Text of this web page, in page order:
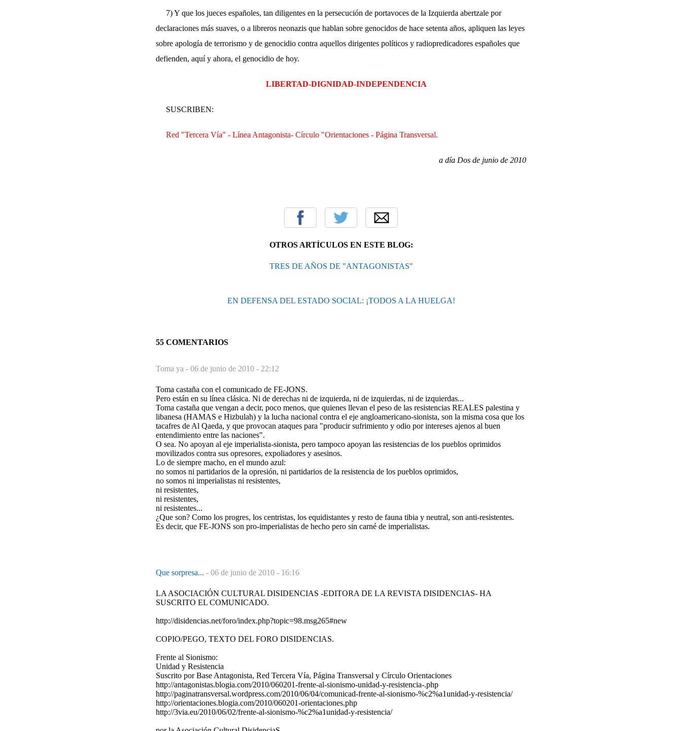
7) Y que los jueces españoles, tan diligentes en la persecución de portavoces de la Izquierda abertzale por
declaraciones más suaves, o a libreros neonazis que hablan sobre genocidos de hace setenta años, apliquen las leyes
sobre apología de terrorismo y de genocidio contra aquellos dirigentes políticos y radiopredicadores españoles que
defienden, aquí y ahora, el genocidio de hoy.
LIBERTAD-DIGNIDAD-INDEPENDENCIA
SUSCRIBEN:
Red "Tercera Vía" - Línea Antagonista- Círculo "Orientaciones - Página Transversal.
a día Dos de junio de 2010
OTROS ARTÍCULOS EN ESTE BLOG:
TRES DE AÑOS DE "ANTAGONISTAS"
EN DEFENSA DEL ESTADO SOCIAL: ¡TODOS A LA HUELGA!
55 COMENTARIOS
Toma ya - 06 de junio de 2010 - 22:12
Toma castaña con el comunicado de FE-JONS.
Pero están en su línea clásica. Ni de derechas ni de izquierda, ni de izquierdas, ni de izquierdas...
Toma castaña que vengan a decir, poco menos, que quienes llevan el peso de las resistencias REALES palestina y
libanesa (HAMAS e Hizbulah) y la lucha nacional contra el eje angloamericano-sionista, son la misma cosa que los
tacafres de Al Qaeda, y que provocan ataques para "producir sufrimiento y odio por intereses ajenos al buen
entendimiento entre las naciones".
O sea. No apoyan al eje imperialista-sionista, pero tampoco apoyan las resistencias de los pueblos oprimidos
movilizados contra sus opresores, expoliadores y asesinos.
Lo de siempre macho, en el mundo azul:
no somos ni partidarios de la opresión, ni partidarios de la resistencia de los pueblos oprimidos,
no somos ni imperialistas ni resistentes,
ni resistentes,
ni resistentes,
ni resistentes...
¿Que son? Como los progres, los centristas, los equidistantes y resto de fauna tibia y neutral, son anti-resistentes.
Es decir, que FE-JONS son pro-imperialistas de hecho pero sin carné de imperialistas.
Que sorpresa... - 06 de junio de 2010 - 16:16
LA ASOCIACIÓN CULTURAL DISIDENCIAS -EDITORA DE LA REVISTA DISIDENCIAS- HA
SUSCRITO EL COMUNICADO.
http://disidencias.net/foro/index.php?topic=98.msg265#new
COPIO/PEGO, TEXTO DEL FORO DISIDENCIAS.
Frente al Sionismo:
Unidad y Resistencia
Suscrito por Base Antagonista, Red Tercera Vía, Página Transversal y Círculo Orientaciones
http://antagonistas.blogia.com/2010/060201-frente-al-sionismo-unidad-y-resistencia-.php
http://paginatransversal.wordpress.com/2010/06/04/comunicad-frente-al-sionismo-%c2%a1unidad-y-resistencia/
http://orientaciones.blogia.com/2010/060201-orientaciones.php
http://3via.eu/2010/06/02/frente-al-sionismo-%c2%a1unidad-y-resistencia/